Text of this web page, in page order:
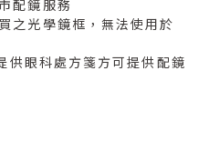
配鏡服務
之光學鏡框，無法使用於
眼科處方箋方可提供配鏡